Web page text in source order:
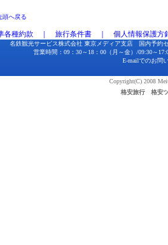
頭へ戻る
各種約款 旅行条件書 個人情報保護方
名鉄観光サービス株式会社 東京メディア支店 国内予約
営業時間：09：30～18：00（月～金）/09:30～
E-mailでのお問
Copyright(C) 2008
格安旅行 格安